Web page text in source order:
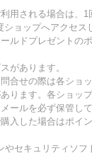
用される場合は、1
ョップへアクセス
ルドプレゼントの
があります。
合せの際は各ショ
ります。各ショッ
ールを必ず保管して
入した場合はポイ
セキュリティソフ